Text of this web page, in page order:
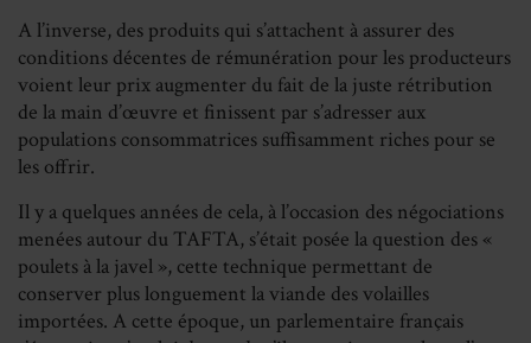
A l’inverse, des produits qui s’attachent à assurer des
conditions décentes de rémunération pour les producteurs
voient leur prix augmenter du fait de la juste rétribution
de la main d’œuvre et finissent par s’adresser aux
populations consommatrices suffisamment riches pour se
les offrir.
Il y a quelques années de cela, à l’occasion des négociations
menées autour du TAFTA, s’était posée la question des «
poulets à la javel », cette technique permettant de
conserver plus longuement la viande des volailles
importées. A cette époque, un parlementaire français